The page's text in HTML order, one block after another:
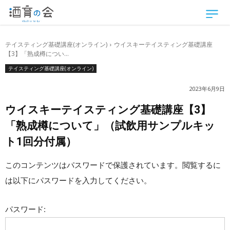
テイスティング基礎講座(オンライン)
ウイスキーテイスティング基礎講座
【3】「熟成樽につい...
テイスティング基礎講座(オンライン)
2023年6月9日
ウイスキーテイスティング基礎講座【3】
「熟成樽について」（試飲用サンプルキッ
ト1回分付属）
このコンテンツはパスワードで保護されています。閲覧するに
は以下にパスワードを入力してください。
パスワード: